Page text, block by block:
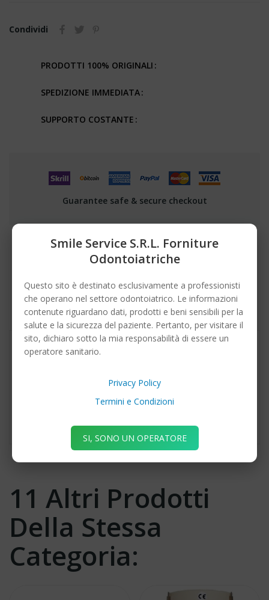
Condividi
PRODOTTI 100% ORIGINALI
SPEDIZIONE IMMEDIATA
SUPPORTO COSTANTE
Guarantee safe & secure checkout
DETTAGLI DEL PRODOTTO
funzionalità del prodotto e l’efficienza del
di grado medicale superiore.
11 Altri Prodotti
Della Stessa
Categoria:
Smile Service S.r.l. Forniture
Odontoiatriche
Questo sito è destinato esclusivamente a professionisti
che operano nel settore odontoiatrico. Le informazioni
contenute riguardano dati, prodotti e beni sensibili per la
salute e la sicurezza del paziente. Pertanto, per visitare il
sito, dichiaro sotto la mia responsabilità di essere un
operatore sanitario.
Privacy Policy
Termini e Condizioni
SI, SONO UN OPERATORE